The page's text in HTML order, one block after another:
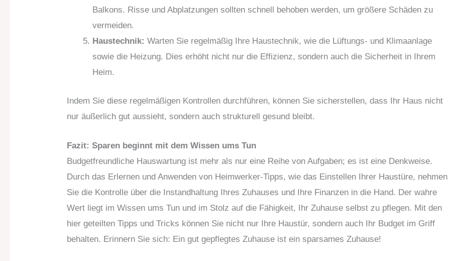
Balkons. Risse und Abplatzungen sollten schnell behoben werden, um größere Schäden zu
vermeiden.
Haustechnik: Warten Sie regelmäßig Ihre Haustechnik, wie die Lüftungs- und Klimaanlage
sowie die Heizung. Dies erhöht nicht nur die Effizienz, sondern auch die Sicherheit in Ihrem
Heim.
Indem Sie diese regelmäßigen Kontrollen durchführen, können Sie sicherstellen, dass Ihr Haus nicht
nur äußerlich gut aussieht, sondern auch strukturell gesund bleibt.
Fazit: Sparen beginnt mit dem Wissen ums Tun
Budgetfreundliche Hauswartung ist mehr als nur eine Reihe von Aufgaben; es ist eine Denkweise.
Durch das Erlernen und Anwenden von Heimwerker-Tipps, wie das Einstellen Ihrer Haustüre, nehmen
Sie die Kontrolle über die Instandhaltung Ihres Zuhauses und Ihre Finanzen in die Hand. Der wahre
Wert liegt im Wissen ums Tun und im Stolz auf die Fähigkeit, Ihr Zuhause selbst zu pflegen. Mit den
hier geteilten Tipps und Tricks können Sie nicht nur Ihre Haustür, sondern auch Ihr Budget im Griff
behalten. Erinnern Sie sich: Ein gut gepflegtes Zuhause ist ein sparsames Zuhause!